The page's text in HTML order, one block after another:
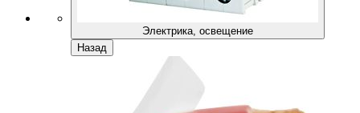
Электрика, освещение
Назад